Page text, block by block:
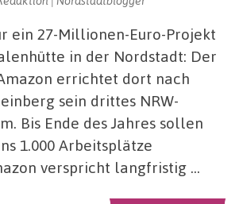
ein 27-Millionen-Euro-Projekt
in der Nordstadt: Der
errichtet dort nach
sein drittes NRW-
Bis Ende des Jahres sollen
1.000 Arbeitsplätze
verspricht langfristig …